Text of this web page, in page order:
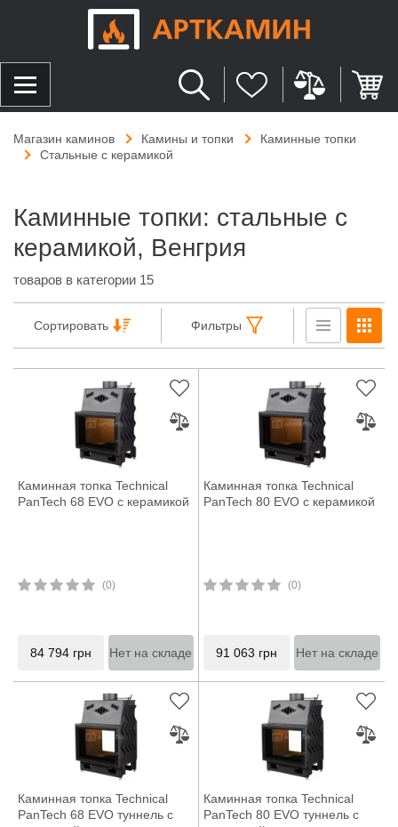
Магазин каминов Камины и топки
Каминные топки
Стальные с керамикой
Каминные топки: стальные с
керамикой, Венгрия
товаров в категории 15
Сортировать Фильтры
Каминная топка Technical
PanTech 68 EVO с керамикой
(0)
84 794 грн Нет на складе
Каминная топка Technical
PanTech 80 EVO с керамикой
(0)
91 063 грн Нет на складе
Каминная топка Technical
PanTech 68 EVO туннель с
Каминная топка Technical
PanTech 80 EVO туннель с